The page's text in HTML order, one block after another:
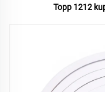
Topp 1212